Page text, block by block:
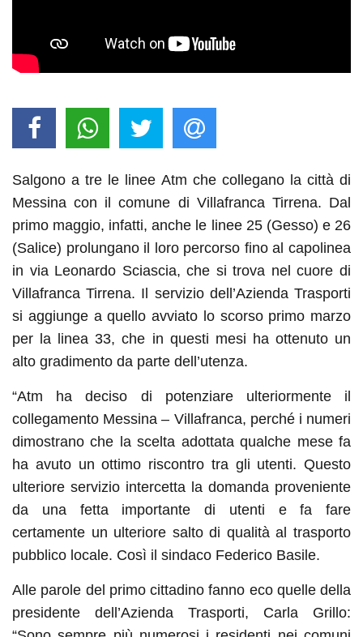
Salgono a tre le linee Atm che collegano la città di
Messina con il comune di Villafranca Tirrena. Dal
primo maggio, infatti, anche le linee 25 (Gesso) e 26
(Salice) prolungano il loro percorso fino al capolinea
in via Leonardo Sciascia, che si trova nel cuore di
Villafranca Tirrena. Il servizio dell’Azienda Trasporti
si aggiunge a quello avviato lo scorso primo marzo
per la linea 33, che in questi mesi ha ottenuto un
alto gradimento da parte dell’utenza.
“Atm ha deciso di potenziare ulteriormente il
collegamento Messina – Villafranca, perché i numeri
dimostrano che la scelta adottata qualche mese fa
ha avuto un ottimo riscontro tra gli utenti. Questo
ulteriore servizio intercetta la domanda proveniente
da una fetta importante di utenti e fa fare
certamente un ulteriore salto di qualità al trasporto
pubblico locale. Così il sindaco Federico Basile.
Alle parole del primo cittadino fanno eco quelle della
presidente dell’Azienda Trasporti, Carla Grillo: